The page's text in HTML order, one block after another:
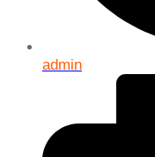
admin